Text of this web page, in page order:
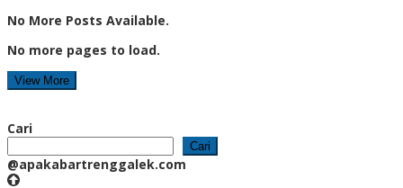
No More Posts Available.
No more pages to load.
View More
Cari
Cari
@apakabartrenggalek.com